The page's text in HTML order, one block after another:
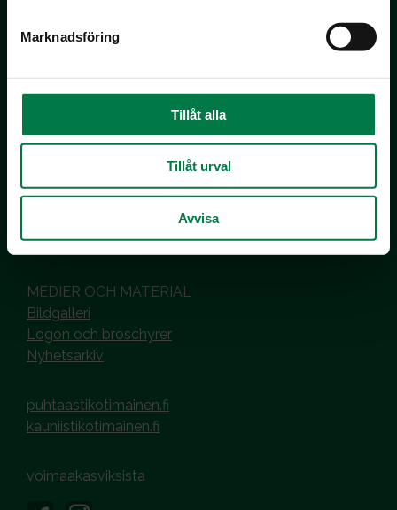
Marknadsföring
Tillåt alla
Tillåt urval
Avvisa
Inhemska Trädgårdsprodukter
co MTK / Laatua Suomesta OY
00101 Helsinki
Dataskyddsbeskrivning
MEDIER OCH MATERIAL
Bildgalleri
Logon och broschyrer
Nyhetsarkiv
puhtaastikotimainen.fi
kauniistikotimainen.fi
voimaakasviksista